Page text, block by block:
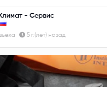
Климат - Сервис
5 г.(лет) назад